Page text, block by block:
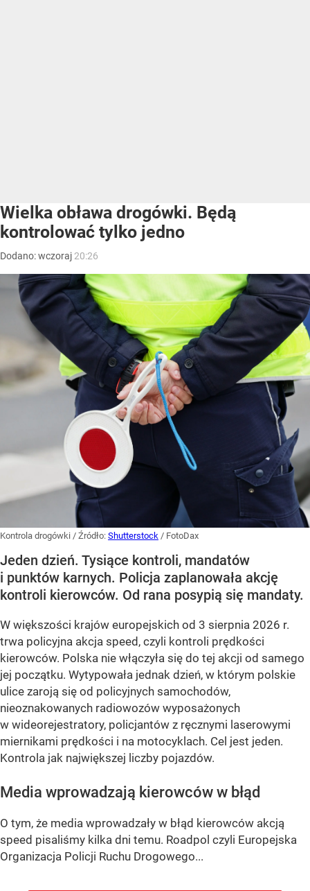
Wielka obława drogówki. Będą
kontrolować tylko jedno
Dodano:wczoraj 20:26
Kontrola drogówki / Źródło: Shutterstock / FotoDax
Jeden dzień. Tysiące kontroli, mandatów
i punktów karnych. Policja zaplanowała akcję
kontroli kierowców. Od rana posypią się mandaty.
W większości krajów europejskich od 3 sierpnia 2026 r.
trwa policyjna akcja speed, czyli kontroli prędkości
kierowców. Polska nie włączyła się do tej akcji od samego
jej początku. Wytypowała jednak dzień, w którym polskie
ulice zaroją się od policyjnych samochodów,
nieoznakowanych radiowozów wyposażonych
w wideorejestratory, policjantów z ręcznymi laserowymi
miernikami prędkości i na motocyklach. Cel jest jeden.
Kontrola jak największej liczby pojazdów.
Media wprowadzają kierowców w błąd
O tym, że media wprowadzały w błąd kierowców akcją
speed pisaliśmy kilka dni temu. Roadpol czyli Europejska
Organizacja Policji Ruchu Drogowego...